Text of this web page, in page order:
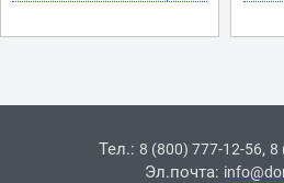
Тел.: 8 (800) 777-12-56, 8
Эл.почта: